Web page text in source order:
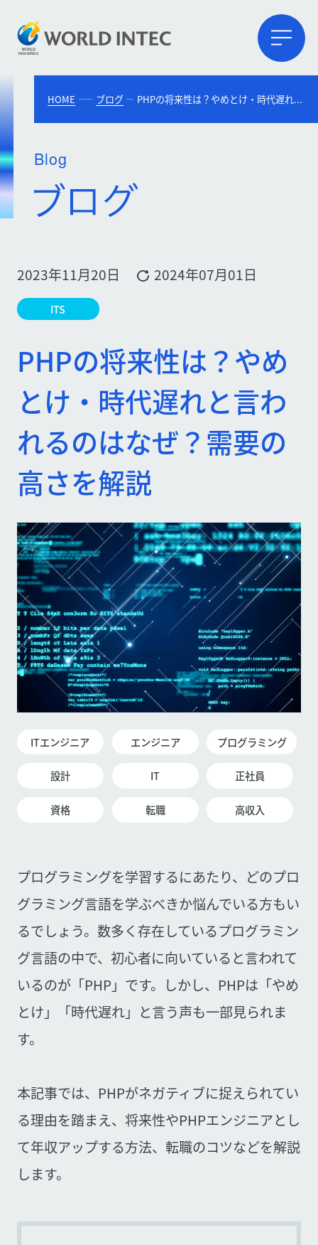
HOME ブログ PHPの将来性は？やめとけ・時代遅れと言われるのはなぜ？需要の高さを解説
Blog
2023年11月20日 2024年07月01日
ITS
PHPの将来性は？やめ
とけ・時代遅れと言わ
れるのはなぜ？需要の
高さを解説
ITエンジニア エンジニア プログラミング
設計 IT 正社員
資格 転職 高収入
プログラミングを学習するにあたり、どのプロ
グラミング言語を学ぶべきか悩んでいる方もい
るでしょう。数多く存在しているプログラミン
グ言語の中で、初心者に向いていると言われて
いるのが「PHP」です。しかし、PHPは「やめ
とけ」「時代遅れ」と言う声も一部見られま
す。
本記事では、PHPがネガティブに捉えられてい
る理由を踏まえ、将来性やPHPエンジニアとし
て年収アップする方法、転職のコツなどを解説
します。